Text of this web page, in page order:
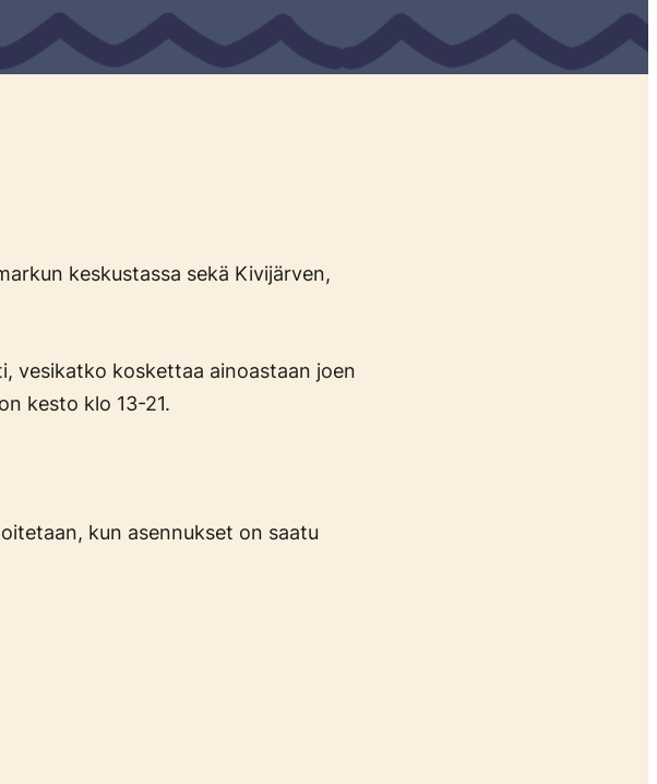
keskustassa sekä Kivijärven,
vesikatko koskettaa ainoastaan joen
kesto klo 13-21.
kun asennukset on saatu